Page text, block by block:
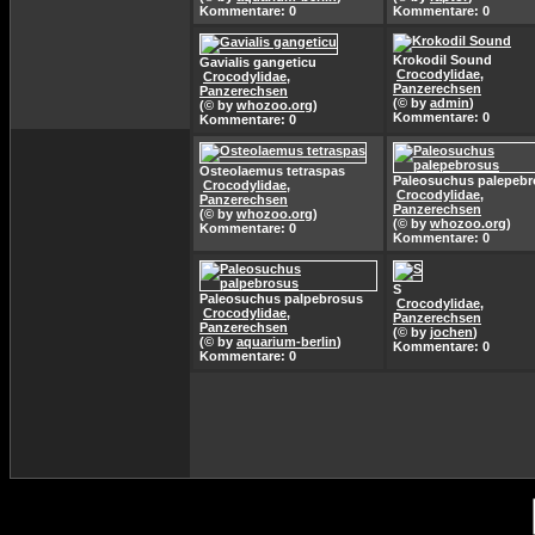
Kommentare: 0
Kommentare: 0
Gavialis gangeticu
Crocodylidae,
Panzerechsen
(© by whozoo.org)
Kommentare: 0
Krokodil Sound
Crocodylidae,
Panzerechsen
(© by admin)
Kommentare: 0
Osteolaemus tetraspas
Crocodylidae,
Panzerechsen
(© by whozoo.org)
Kommentare: 0
Paleosuchus
Crocodylidae,
Panzerechsen
(© by whozoo.org)
Kommentare: 0
Paleosuchus palpebrosus
Crocodylidae,
Panzerechsen
(© by aquarium-berlin)
Kommentare: 0
S
Crocodylidae,
Panzerechsen
(© by jochen)
Kommentare: 0